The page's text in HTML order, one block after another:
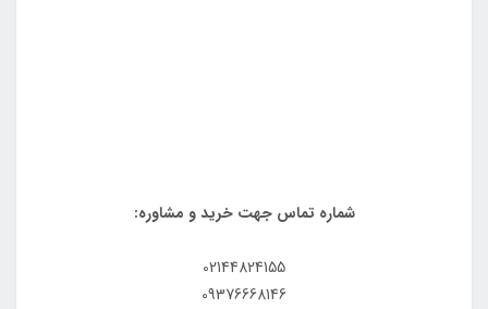
شماره تماس جهت خرید و مشاوره:
02144824155
09376668146